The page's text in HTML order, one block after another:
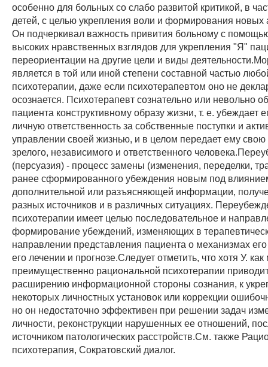
особенно для больных со слабо развитой критикой, в
детей, с целью укрепления воли и формирования новых
Он подчеркивал важность привития больному с
высоких нравственных взглядов для укрепления "Я"
переориентации на другие цели и виды
является в той или иной степени составной частью
психотерапии, даже если психотерапевтом оно не
осознается. Психотерапевт сознательно или невольно
пациента конструктивному образу жизни, т. е. убеждает
личную ответственность за собственные поступки и
управлении своей жизнью, и в целом передает ему
зрелого, независимого и ответственного
(персуазия) - процесс замены (изменения, переделки,
ранее сформированного убеждения новым под
дополнительной или разъясняющей информации,
разных источников и в различных ситуациях.
психотерапии имеет целью последовательное и
формирование убеждений, изменяющих в
направлении представления пациента о механизмах
его лечении и прогнозе.Следует отметить, что хотя У. как
преимущественно рациональной психотерапии
расширению информационной стороны сознания, к
некоторых личностных установок или коррекции
но он недостаточно эффективен при решении задач
личности, реконструкции нарушенных ее отношений,
источником патологических расстройств.См. также
психотерапия, Сократовский диалог.